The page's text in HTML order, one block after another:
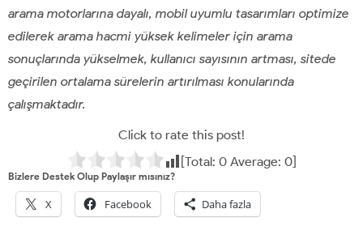
arama motorlarına dayalı, mobil uyumlu tasarımları optimize
edilerek arama hacmi yüksek kelimeler için arama
sonuçlarında yükselmek, kullanıcı sayısının artması, sitede
geçirilen ortalama sürelerin artırılması konularında
çalışmaktadır.
Click to rate this post!
[Total: 0Average: 0]
Bizlere Destek Olup Paylaşır mısınız?
X Facebook Daha fazla